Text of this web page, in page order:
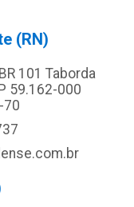
(RN)
101 Taborda
59.162-000
70